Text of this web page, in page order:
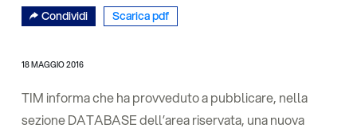
Condividi Scarica pdf
18 MAGGIO 2016
TIM informa che ha provveduto a pubblicare, nella
sezione DATABASE dell’area riservata, una nuova